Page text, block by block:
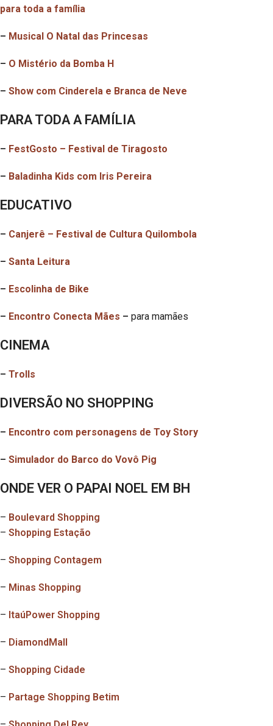
para toda a família
– Musical O Natal das Princesas
– O Mistério da Bomba H
– Show com Cinderela e Branca de Neve
PARA TODA A FAMÍLIA
– FestGosto – Festival de Tiragosto
– Baladinha Kids com Iris Pereira
EDUCATIVO
– Canjerê – Festival de Cultura Quilombola
– Santa Leitura
– Escolinha de Bike
– Encontro Conecta Mães – para mamães
CINEMA
– Trolls
DIVERSÃO NO SHOPPING
– Encontro com personagens de Toy Story
– Simulador do Barco do Vovô Pig
ONDE VER O PAPAI NOEL EM BH
– Boulevard Shopping
– Shopping Estação
– Shopping Contagem
– Minas Shopping
– ItaúPower Shopping
– DiamondMall
– Shopping Cidade
– Partage Shopping Betim